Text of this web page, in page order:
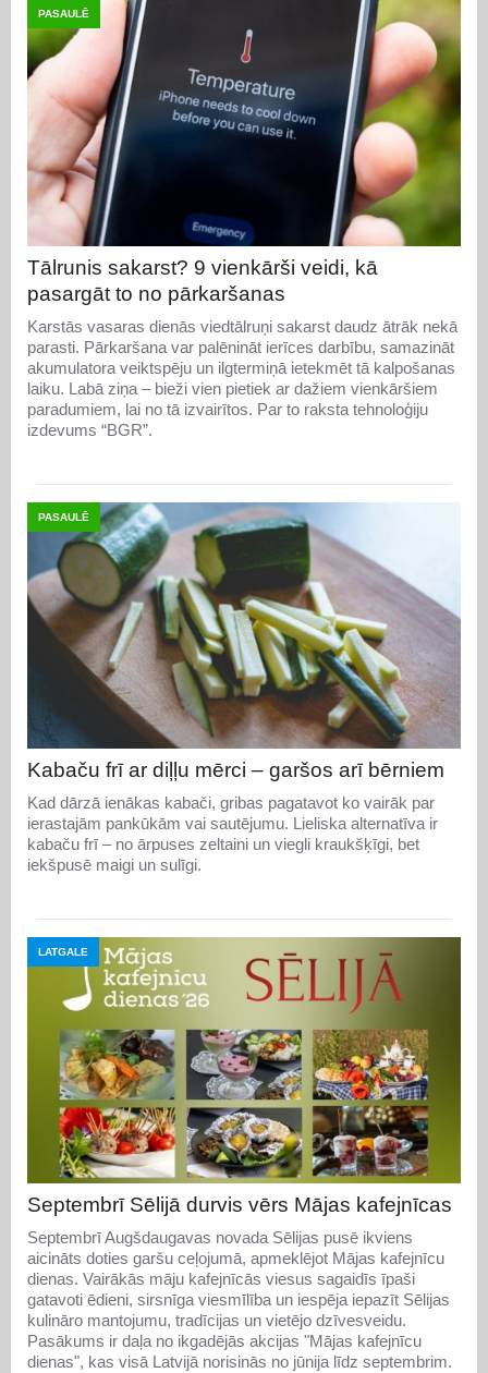
PASAULĒ
Tālrunis sakarst? 9 vienkārši veidi, kā
pasargāt to no pārkaršanas
Karstās vasaras dienās viedtālruņi sakarst daudz ātrāk nekā
parasti. Pārkaršana var palēnināt ierīces darbību, samazināt
akumulatora veiktspēju un ilgtermiņā ietekmēt tā kalpošanas
laiku. Labā ziņa – bieži vien pietiek ar dažiem vienkāršiem
paradumiem, lai no tā izvairītos. Par to raksta tehnoloģiju
izdevums “BGR”.
PASAULĒ
Kabaču frī ar diļļu mērci – garšos arī bērniem
Kad dārzā ienākas kabači, gribas pagatavot ko vairāk par
ierastajām pankūkām vai sautējumu. Lieliska alternatīva ir
kabaču frī – no ārpuses zeltaini un viegli kraukšķīgi, bet
iekšpusē maigi un sulīgi.
LATGALE
Septembrī Sēlijā durvis vērs Mājas kafejnīcas
Septembrī Augšdaugavas novada Sēlijas pusē ikviens
aicināts doties garšu ceļojumā, apmeklējot Mājas kafejnīcu
dienas. Vairākās māju kafejnīcās viesus sagaidīs īpaši
gatavoti ēdieni, sirsnīga viesmīlība un iespēja iepazīt Sēlijas
kulināro mantojumu, tradīcijas un vietējo dzīvesveidu.
Pasākums ir daļa no ikgadējās akcijas "Mājas kafejnīcu
dienas", kas visā Latvijā norisinās no jūnija līdz septembrim.